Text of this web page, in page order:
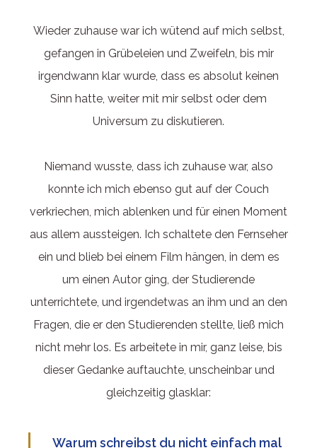
Wieder zuhause war ich wütend auf mich selbst,
gefangen in Grübeleien und Zweifeln, bis mir
irgendwann klar wurde, dass es absolut keinen
Sinn hatte, weiter mit mir selbst oder dem
Universum zu diskutieren.
Niemand wusste, dass ich zuhause war, also
konnte ich mich ebenso gut auf der Couch
verkriechen, mich ablenken und für einen Moment
aus allem aussteigen. Ich schaltete den Fernseher
ein und blieb bei einem Film hängen, in dem es
um einen Autor ging, der Studierende
unterrichtete, und irgendetwas an ihm und an den
Fragen, die er den Studierenden stellte, ließ mich
nicht mehr los. Es arbeitete in mir, ganz leise, bis
dieser Gedanke auftauchte, unscheinbar und
gleichzeitig glasklar:
Warum schreibst du nicht einfach mal